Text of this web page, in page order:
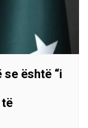
është “i